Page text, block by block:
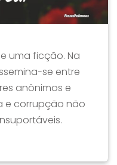
uma ficção. Na
se entre
anônimos e
e corrupção não